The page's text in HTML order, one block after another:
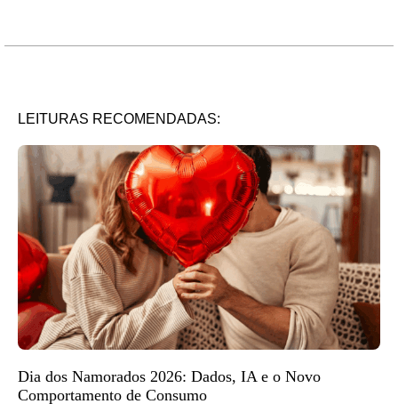
LEITURAS RECOMENDADAS:
Dia dos Namorados 2026: Dados, IA e o Novo
Comportamento de Consumo